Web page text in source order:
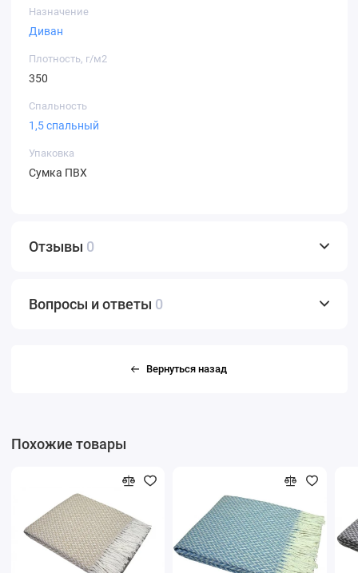
Назначение
Диван
Плотность, г/м2
350
Спальность
1,5 спальный
Упаковка
Сумка ПВХ
Отзывы 0
Вопросы и ответы 0
Вернуться назад
Похожие товары